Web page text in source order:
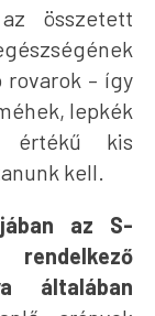
összetett
rovarok – így
lepkék
értékű kis
kell.
az S-
általában